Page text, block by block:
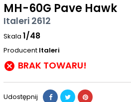
MH-60G Pave Hawk
Italeri 2612
Skala 1/48
Producent Italeri
 BRAK TOWARU!
Udostępnij